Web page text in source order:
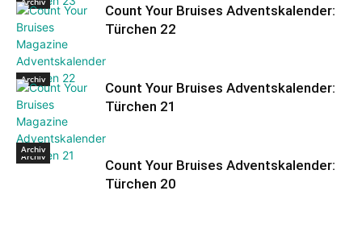
Archiv
Count Your Bruises Adventskalender:
Türchen 22
Archiv
Count Your Bruises Adventskalender:
Türchen 21
Archiv
Count Your Bruises Adventskalender:
Türchen 20